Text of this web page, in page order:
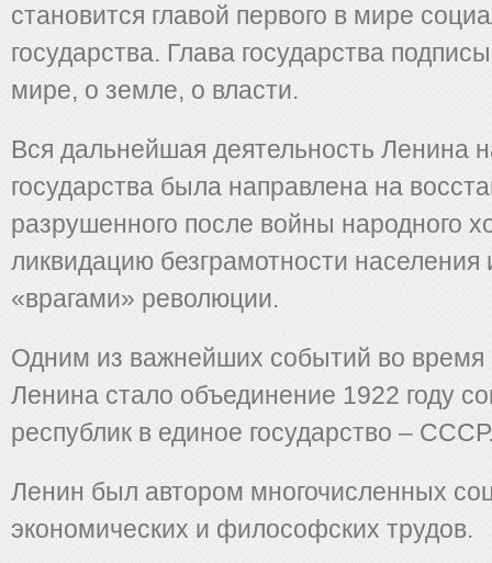
становится главой первого в мире
государства. Глава государства
мире, о земле, о власти.
Вся дальнейшая деятельность Ленина
государства была направлена на
разрушенного после войны народного
ликвидацию безграмотности населения
«врагами» революции.
Одним из важнейших событий во время
Ленина стало объединение 1922 году
республик в единое государство –
Ленин был автором многочисленных
экономических и философских трудов.